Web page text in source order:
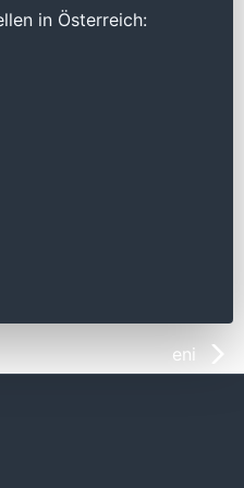
in Österreich:
eni